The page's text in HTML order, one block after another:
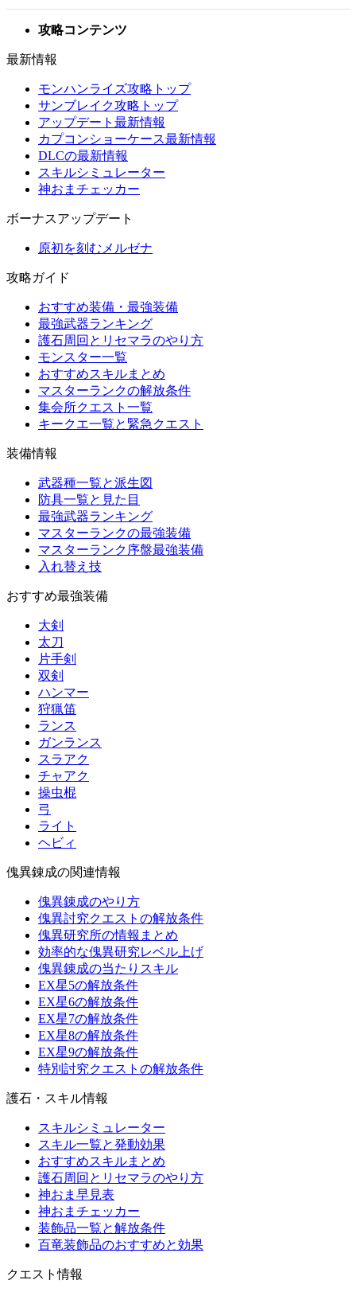
攻略コンテンツ
最新情報
モンハンライズ攻略トップ
サンブレイク攻略トップ
アップデート最新情報
カプコンショーケース最新情報
DLCの最新情報
スキルシミュレーター
神おまチェッカー
ボーナスアップデート
原初を刻むメルゼナ
攻略ガイド
おすすめ装備・最強装備
最強武器ランキング
護石周回とリセマラのやり方
モンスター一覧
おすすめスキルまとめ
マスターランクの解放条件
集会所クエスト一覧
キークエ一覧と緊急クエスト
装備情報
武器種一覧と派生図
防具一覧と見た目
最強武器ランキング
マスターランクの最強装備
マスターランク序盤最強装備
入れ替え技
おすすめ最強装備
大剣
太刀
片手剣
双剣
ハンマー
狩猟笛
ランス
ガンランス
スラアク
チャアク
操虫棍
弓
ライト
ヘビィ
傀異錬成の関連情報
傀異錬成のやり方
傀異討究クエストの解放条件
傀異研究所の情報まとめ
効率的な傀異研究レベル上げ
傀異錬成の当たりスキル
EX星5の解放条件
EX星6の解放条件
EX星7の解放条件
EX星8の解放条件
EX星9の解放条件
特別討究クエストの解放条件
護石・スキル情報
スキルシミュレーター
スキル一覧と発動効果
おすすめスキルまとめ
護石周回とリセマラのやり方
神おま早見表
神おまチェッカー
装飾品一覧と解放条件
百竜装飾品のおすすめと効果
クエスト情報